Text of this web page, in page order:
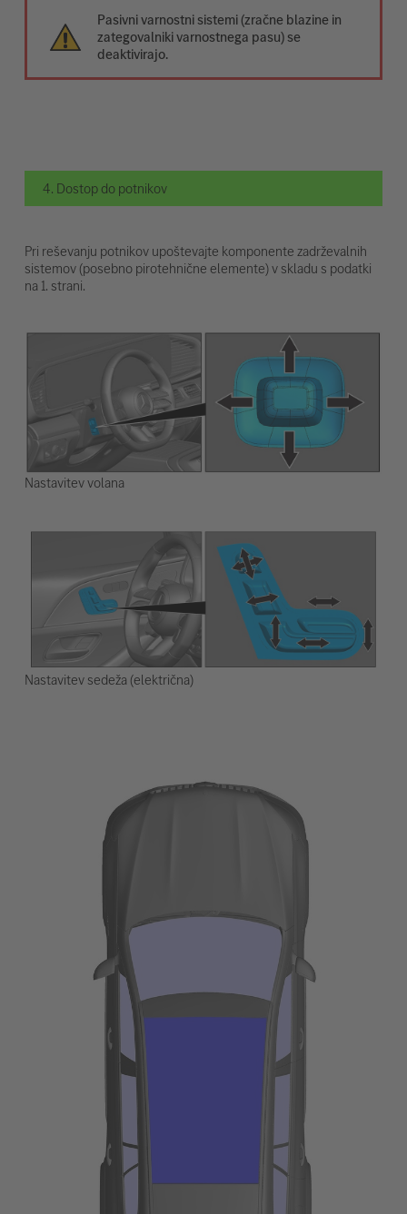
Pasivni varnostni sistemi (zračne blazine in
zategovalniki varnostnega pasu) se
deaktivirajo.
4. Dostop do potnikov
Pri reševanju potnikov upoštevajte komponente zadrževalnih
sistemov (posebno pirotehnične elemente) v skladu s podatki
na 1. strani.
Nastavitev volana
Nastavitev sedeža (električna)